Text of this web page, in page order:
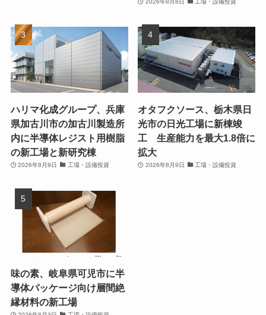
2026年8月8日 工場・設備投資
ハリマ化成グループ、兵庫
県加古川市の加古川製造所
内に半導体レジスト用樹脂
の新工場と新研究棟
2026年8月9日 工場・設備投資
オタフクソース、栃木県日
光市の日光工場に新棟竣
工 生産能力を最大1.8倍に
拡大
2026年8月9日 工場・設備投資
味の素、岐阜県可児市に半
導体パッケージ向け層間絶
縁材料の新工場